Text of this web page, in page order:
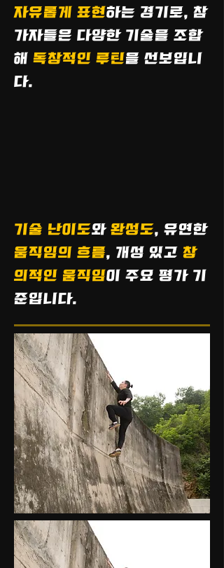
자유롭게 표현하는 경기로, 참
가자들은 다양한 기술을 조합
해 독창적인 루틴을 선보입니
다.
기술 난이도와완성도, 유연한
움직임의 흐름, 개성 있고 창
의적인 움직임이 주요 평가 기
준입니다.